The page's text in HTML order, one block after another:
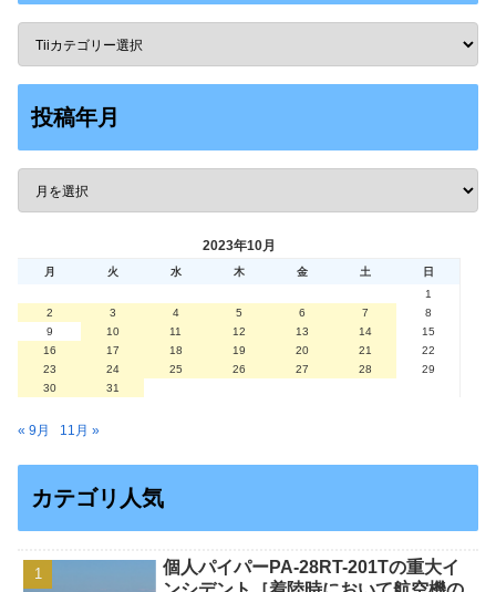
投稿年月
2023年10月
月 火 水 木 金 土
日
1
2
3 4 5 6 7
8
9
10 11 12 13 14
15
16
17 18 19 20 21
22
23
24 25 26 27 28
29
30
31
« 9月 11月 »
カテゴリ人気
個人パイパーPA-28RT-201Tの重大イ